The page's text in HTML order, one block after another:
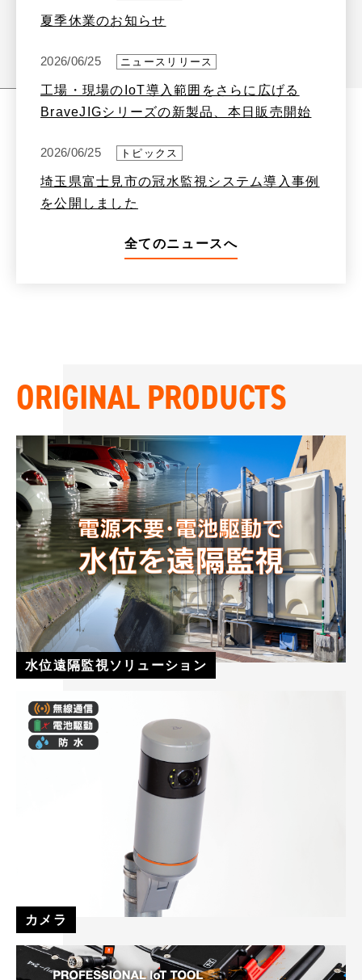
夏季休業のお知らせ
2026/06/25 ニュースリリース
工場・現場のIoT導入範囲をさらに広げる
BraveJIGシリーズの新製品、本日販売開始
2026/06/25 トピックス
埼玉県富士見市の冠水監視システム導入事例
を公開しました
全てのニュースへ
ORIGINAL PRODUCTS
水位遠隔監視ソリューション
カメラ